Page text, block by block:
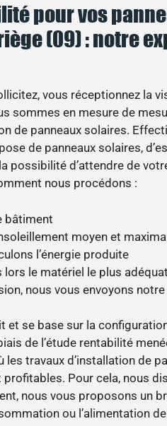
pour vos
(09) : notre
vous réceptionnez la
sommes en mesure de
de panneaux solaires.
de panneaux solaires,
possibilité d’attendre de
nous procédons :
bâtiment
moyen et
l’énergie produite
le matériel le plus adéquat
nous vous envoyons
et se base sur la
de l’étude rentabilité
travaux d’installation de
Pour cela, nous
nous vous proposons un
ou l’alimentation